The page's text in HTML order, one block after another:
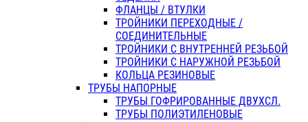
ФЛАНЦЫ / ВТУЛКИ
ТРОЙНИКИ ПЕРЕХОДНЫЕ /
СОЕДИНИТЕЛЬНЫЕ
ТРОЙНИКИ С ВНУТРЕННЕЙ РЕЗЬБОЙ
ТРОЙНИКИ С НАРУЖНОЙ РЕЗЬБОЙ
КОЛЬЦА РЕЗИНОВЫЕ
ТРУБЫ НАПОРНЫЕ
ТРУБЫ ГОФРИРОВАННЫЕ ДВУХСЛ.
ТРУБЫ ПОЛИЭТИЛЕНОВЫЕ